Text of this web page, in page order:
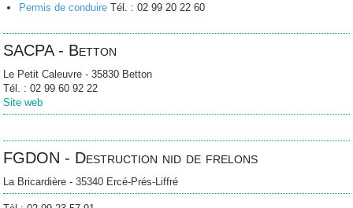
Permis de conduire Tél. : 02 99 20 22 60
SACPA - Betton
Le Petit Caleuvre - 35830 Betton
Tél. : 02 99 60 92 22
Site web
FGDON - Destruction nid de frelons
La Bricardière - 35340 Ercé-Prés-Liffré